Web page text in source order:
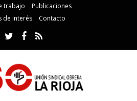
trabajo
Publicaciones
de interés
Contacto